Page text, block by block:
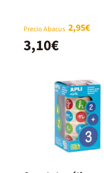
Precio Abacus 2,95€
3,10€